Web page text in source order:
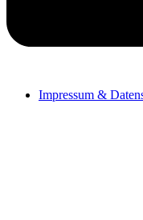
Impressum &